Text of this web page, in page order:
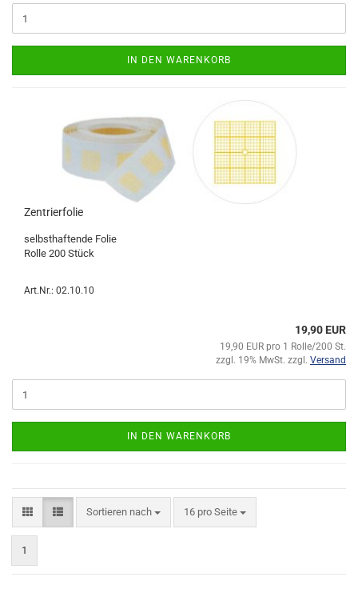
IN DEN WARENKORB
Zentrierfolie
selbsthaftende Folie
Rolle 200 Stück
Art.Nr.: 02.10.10
19,90 EUR
19,90 EUR pro 1 Rolle/200 St.
zzgl. 19% MwSt. zzgl. Versand
IN DEN WARENKORB
Sortieren nach
Sortieren nach 16 pro Seite
pro Seite
1